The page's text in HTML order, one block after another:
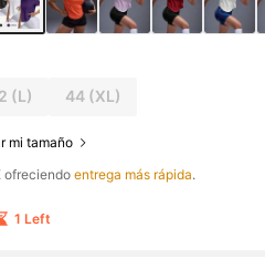
(L) 44(XL)
mi tamaño
ofreciendoentrega más rápida.
1 Left